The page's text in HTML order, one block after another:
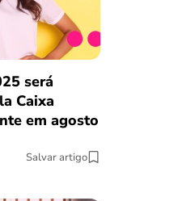
será
Caixa
em agosto
Salvar artigo